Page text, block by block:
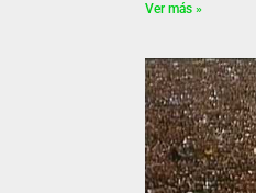
Ver más »